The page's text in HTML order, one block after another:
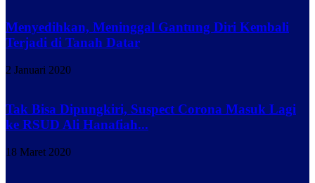
Menyedihkan, Meninggal Gantung Diri Kembali
Terjadi di Tanah Datar
2 Januari 2020
Tak Bisa Dipungkiri, Suspect Corona Masuk Lagi
ke RSUD Ali Hanafiah...
18 Maret 2020